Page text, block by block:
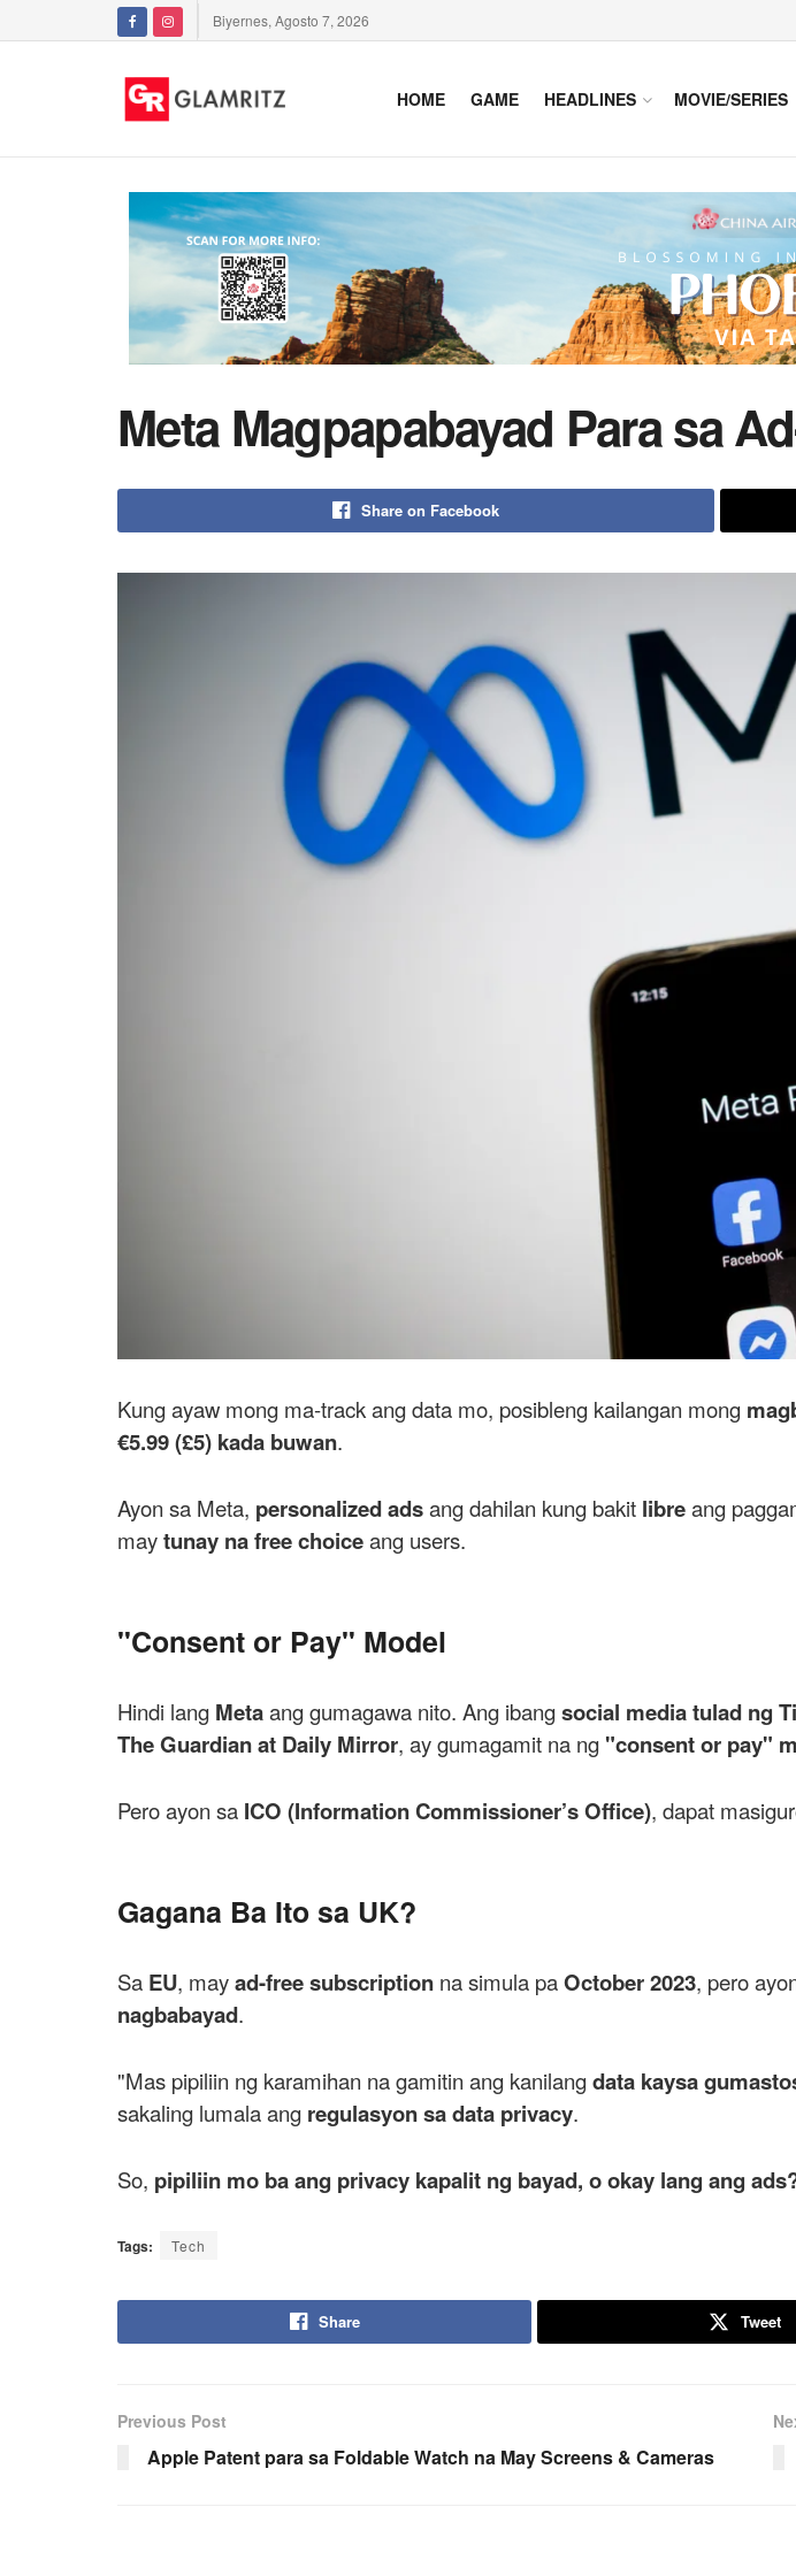
Biyernes, Agosto 7, 2026
HOME GAME HEADLINES MOVIE/SERIES
Meta Magpapabayad Para sa
Share on Facebook
Kung ayaw mong ma-track ang data mo, posibleng kailangan mong
€5.99 (£5) kada buwan.
Ayon sa Meta, personalized adsang dahilan kung bakit libreang
maytunay na free choiceang users.
"Consent or Pay" Model
Hindi lang Metaang gumagawa nito. Ang ibangsocial media tulad ng
The Guardian at Daily Mirror, ay gumagamit na ng "consent or pay"
Pero ayon sa ICO (Information Commissioner’s Office), dapat
Gagana Ba Ito sa UK?
Sa EU, mayad-free subscription na simula paOctober 2023, pero
nagbabayad.
"Mas pipiliin ng karamihan na gamitin ang kanilangdata kaysa
sakaling lumala ang regulasyon sa data privacy.
So, pipiliin mo ba ang privacy kapalit ng bayad, o okay lang ang
Tags: Tech
Share Tweet
Previous Post
Apple Patent para sa Foldable Watch na May Screens & Cameras